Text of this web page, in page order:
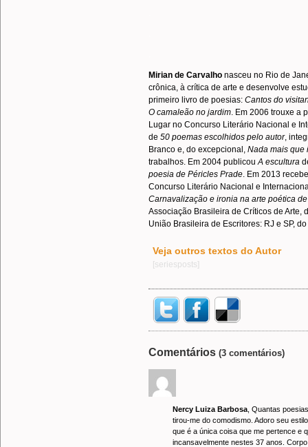
Mirian de Carvalho nasceu no Rio de
crônica, à crítica de arte e desenvolve
primeiro livro de poesias: Cantos do
O camaleão no jardim. Em 2006 trouxe a
Lugar no Concurso Literário Nacional e
de 50 poemas escolhidos pelo autor,
Branco e, do excepcional, Nada mais que
trabalhos. Em 2004 publicouA escultura
poesia de Péricles Prade. Em 2013
Concurso Literário Nacional e
Carnavalização e ironia na arte poética
Associação Brasileira de Críticos de Arte,
União Brasileira de Escritores: RJ e SP,
Veja outros textos do Autor
[seriesposts]
Comentários (3 comentários)
Nercy Luiza Barbosa , Quantas
tirou-me do comodismo. Adoro seu
que é a única coisa que me pertence e
incansavelmente nestes 37 anos.